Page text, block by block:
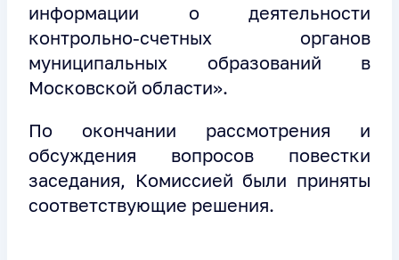
информации о деятельности
контрольно-счетных органов
муниципальных образований в
Московской области».
По окончании рассмотрения и
обсуждения вопросов повестки
заседания, Комиссией были приняты
соответствующие решения.